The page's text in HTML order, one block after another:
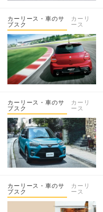
カーリース・車のサ
ブスク
カーリ
ース
カーリース・車のサ
ブスク
カーリ
ース
カーリース・車のサ
ブスク
カーリ
ース